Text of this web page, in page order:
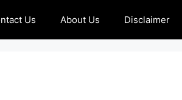
Us About Us Disclaimer